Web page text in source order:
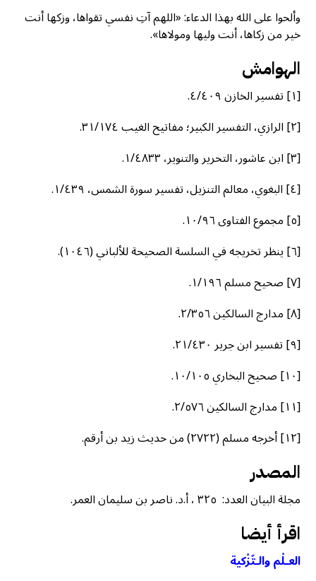
وألحوا على الله بهذا الدعاء: «اللهم آتِ نفسي تقواها، وزكها أنت
خير من زكاها، أنت وليها ومولاها».
الهوامش
[١] تفسير الخازن ٤/٤٠٩.
[٢] الرازي، التفسير الكبير؛ مفاتيح الغيب ٣١/١٧٤.
[٣] ابن عاشور، التحرير والتنوير، ١/٤٨٣٣.
[٤] البغوي، معالم التنزيل، تفسير سورة الشمس، ١/٤٣٩.
[٥] مجموع الفتاوى ١٠/٩٦.
[٦] ينظر تخريجه في السلسة الصحيحة للألباني (١٠٤٦).
[٧] صحيح مسلم ١/١٩٦.
[٨] مدارج السالكين ٢/٣٥٦.
[٩] تفسير ابن جرير ٢١/٤٣٠.
[١٠] صحيح البخاري ١٠/١٠٥.
[١١] مدارج السالكين ٢/٥٧٦.
[١٢] أخرجه مسلم (٢٧٢٢) من حديث زيد بن أرقم.
المصدر
مجلة البيان العدد: ٣٢٥ ، أ.د. ناصر بن سليمان العمر.
اقرأ أيضا
العـلْم والـتّزْكية